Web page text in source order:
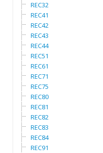
REC32
REC41
REC42
REC43
REC44
REC51
REC61
REC71
REC75
REC80
REC81
REC82
REC83
REC84
REC91